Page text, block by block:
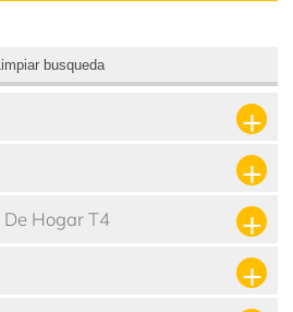
busqueda
De Hogar T4